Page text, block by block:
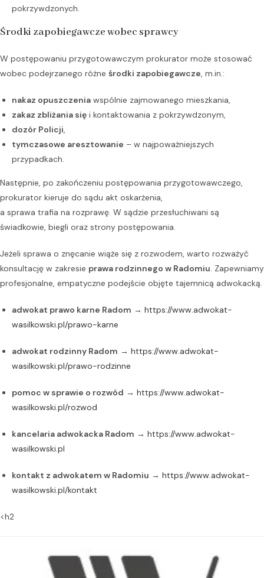
pokrzywdzonych.
Środki zapobiegawcze wobec sprawcy
W postępowaniu przygotowawczym prokurator może stosować
wobec podejrzanego różne środki zapobiegawcze, m.in.:
nakaz opuszczenia wspólnie zajmowanego mieszkania,
zakaz zbliżania się i kontaktowania z pokrzywdzonym,
dozór Policji,
tymczasowe aresztowanie – w najpoważniejszych
przypadkach.
Następnie, po zakończeniu postępowania przygotowawczego,
prokurator kieruje do sądu akt oskarżenia,
a sprawa trafia na rozprawę. W sądzie przesłuchiwani są
świadkowie, biegli oraz strony postępowania.
Jeżeli sprawa o znęcanie wiąże się z rozwodem, warto rozważyć
konsultację w zakresie prawa rodzinnego w Radomiu. Zapewniamy
profesjonalne, empatyczne podejście objęte tajemnicą adwokacką.
adwokat prawo karne Radom → https://www.adwokat-
wasilkowski.pl/prawo-karne
adwokat rodzinny Radom → https://www.adwokat-
wasilkowski.pl/prawo-rodzinne
pomoc w sprawie o rozwód → https://www.adwokat-
wasilkowski.pl/rozwod
kancelaria adwokacka Radom → https://www.adwokat-
wasilkowski.pl
kontakt z adwokatem w Radomiu → https://www.adwokat-
wasilkowski.pl/kontakt
<h2